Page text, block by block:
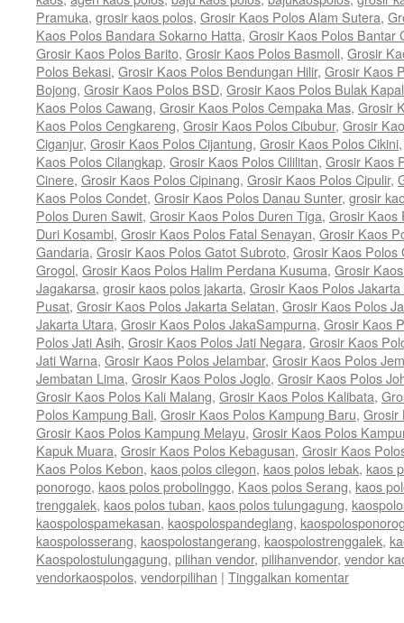
Pramuka, grosir kaos polos, Grosir Kaos Polos Alam Sutera,
Kaos Polos Bandara Sokarno Hatta, Grosir Kaos Polos Bantar
Grosir Kaos Polos Barito, Grosir Kaos Polos Basmoll, Grosir
Polos Bekasi, Grosir Kaos Polos Bendungan Hilir, Grosir Kaos
Bojong, Grosir Kaos Polos BSD, Grosir Kaos Polos Bulak Kapal
Kaos Polos Cawang, Grosir Kaos Polos Cempaka Mas, Grosir
Kaos Polos Cengkareng, Grosir Kaos Polos Cibubur, Grosir
Ciganjur, Grosir Kaos Polos Cijantung, Grosir Kaos Polos Cikini
Kaos Polos Cilangkap, Grosir Kaos Polos Cililitan, Grosir Kaos
Cinere, Grosir Kaos Polos Cipinang, Grosir Kaos Polos Cipulir,
Kaos Polos Condet, Grosir Kaos Polos Danau Sunter, grosir
Polos Duren Sawit, Grosir Kaos Polos Duren Tiga, Grosir Kaos
Duri Kosambi, Grosir Kaos Polos Fatal Senayan, Grosir Kaos
Gandaria, Grosir Kaos Polos Gatot Subroto, Grosir Kaos Polos
Grogol, Grosir Kaos Polos Halim Perdana Kusuma, Grosir
Jagakarsa, grosir kaos polos jakarta, Grosir Kaos Polos
Pusat, Grosir Kaos Polos Jakarta Selatan, Grosir Kaos Polos
Jakarta Utara, Grosir Kaos Polos JakaSampurna, Grosir Kaos
Polos Jati Asih, Grosir Kaos Polos Jati Negara, Grosir Kaos
Jati Warna, Grosir Kaos Polos Jelambar, Grosir Kaos Polos
Jembatan Lima, Grosir Kaos Polos Joglo, Grosir Kaos Polos
Grosir Kaos Polos Kali Malang, Grosir Kaos Polos Kalibata,
Polos Kampung Bali, Grosir Kaos Polos Kampung Baru, Grosir
Grosir Kaos Polos Kampung Melayu, Grosir Kaos Polos
Kapuk Muara, Grosir Kaos Polos Kebagusan, Grosir Kaos
Kaos Polos Kebon, kaos polos cilegon, kaos polos lebak, kaos
ponorogo, kaos polos probolinggo, Kaos polos Serang, kaos
trenggalek, kaos polos tuban, kaos polos tulungagung,
kaospolospamekasan, kaospolospandeglang,
kaospolosserang, kaospolostangerang, kaospolostrenggalek,
Kaospolostulungagung, pilihan vendor, pilihanvendor, vendor
vendorkaospolos, vendorpilihan | Tinggalkan komentar